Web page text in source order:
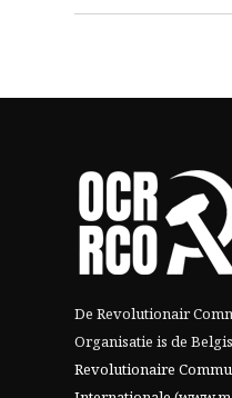
De Revolutionair
Organisatie is de
Revolutionaire